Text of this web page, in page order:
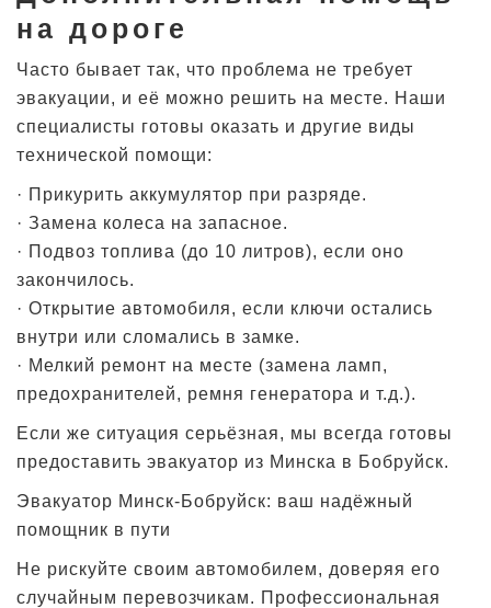
на дороге
Часто бывает так, что проблема не требует
эвакуации, и её можно решить на месте. Наши
специалисты готовы оказать и другие виды
технической помощи:
· Прикурить аккумулятор при разряде.
· Замена колеса на запасное.
· Подвоз топлива (до 10 литров), если оно
закончилось.
· Открытие автомобиля, если ключи остались
внутри или сломались в замке.
· Мелкий ремонт на месте (замена ламп,
предохранителей, ремня генератора и т.д.).
Если же ситуация серьёзная, мы всегда готовы
предоставить эвакуатор из Минска в Бобруйск.
Эвакуатор Минск-Бобруйск: ваш надёжный
помощник в пути
Не рискуйте своим автомобилем, доверяя его
случайным перевозчикам. Профессиональная